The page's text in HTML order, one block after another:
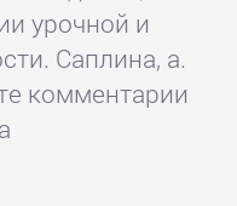
урочной и
Саплина, а.
комментарии